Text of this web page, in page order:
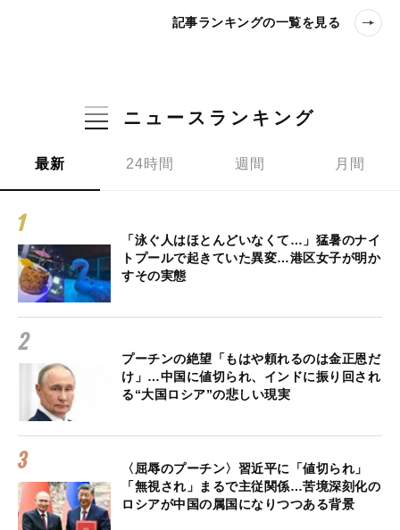
記事ランキングの一覧を見る
ニュースランキング
最新 24時間 週間 月間
「泳ぐ人はほとんどいなくて…」猛暑のナイ
トプールで起きていた異変…港区女子が明か
すその実態
プーチンの絶望「もはや頼れるのは金正恩だ
け」…中国に値切られ、インドに振り回され
る“大国ロシア”の悲しい現実
〈屈辱のプーチン〉習近平に「値切られ」
「無視され」まるで主従関係…苦境深刻化の
ロシアが中国の属国になりつつある背景